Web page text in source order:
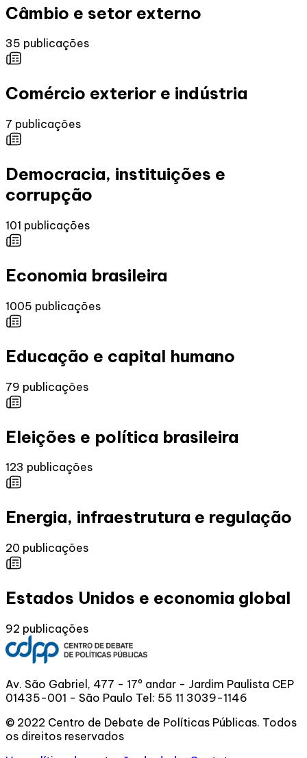
Câmbio e setor externo
35 publicações
Comércio exterior e indústria
7 publicações
Democracia, instituições e
corrupção
101 publicações
Economia brasileira
1005 publicações
Educação e capital humano
79 publicações
Eleições e política brasileira
123 publicações
Energia, infraestrutura e regulação
20 publicações
Estados Unidos e economia global
92 publicações
Av. São Gabriel, 477 - 17º andar - Jardim Paulista CEP
01435-001 - São Paulo Tel: 55 11 3039-1146
© 2022 Centro de Debate de Políticas Públicas. Todos
os direitos reservados